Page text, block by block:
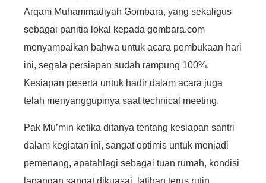
Arqam Muhammadiyah Gombara, yang sekaligus
sebagai panitia lokal kepada gombara.com
menyampaikan bahwa untuk acara pembukaan hari
ini, segala persiapan sudah rampung 100%.
Kesiapan peserta untuk hadir dalam acara juga
telah menyanggupinya saat technical meeting.
Pak Mu’min ketika ditanya tentang kesiapan santri
dalam kegiatan ini, sangat optimis untuk menjadi
pemenang, apatahlagi sebagai tuan rumah, kondisi
lapangan sangat dikuasai, latihan terus rutin